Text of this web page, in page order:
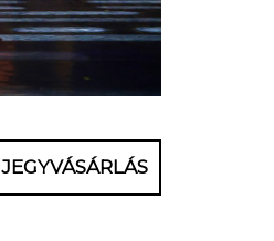
JEGYVÁSÁRLÁS